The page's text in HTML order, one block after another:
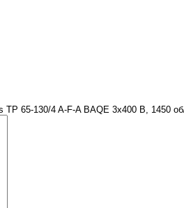
65-130/4 A-F-A BAQE 3x400 В, 1450